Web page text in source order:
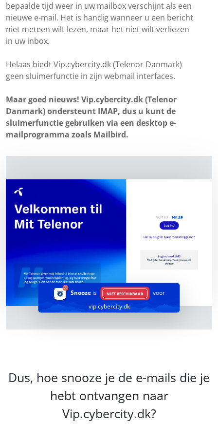
bepaalde tijd weer in uw mailbox verschijnt als een
nieuwe e-mail. Het is handig wanneer u een bericht
niet meteen wilt lezen, maar het niet wilt verliezen
in uw inbox.
Helaas biedt Vip.cybercity.dk (Telenor Danmark)
geen sluimerfunctie in zijn webmail interfaces.
Maar goed nieuws! Vip.cybercity.dk (Telenor
Danmark) ondersteunt IMAP, dus u kunt de
sluimerfunctie gebruiken via een desktop e-
mailprogramma zoals Mailbird.
Snooze is NIET BESCHIKBAAR
voor
vip.cybercity.dk
Dus, hoe snooze je de e-mails die je
hebt ontvangen naar
Vip.cybercity.dk?